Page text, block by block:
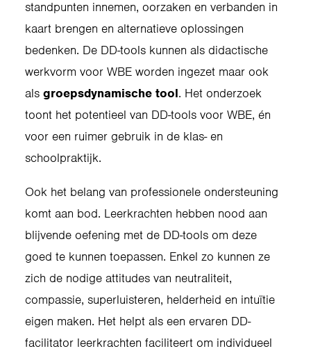
standpunten innemen, oorzaken en verbanden in
kaart brengen en alternatieve oplossingen
bedenken. De DD-tools kunnen als didactische
werkvorm voor WBE worden ingezet maar ook
als groepsdynamische tool. Het onderzoek
toont het potentieel van DD-tools voor WBE, én
voor een ruimer gebruik in de klas- en
schoolpraktijk.
Ook het belang van professionele ondersteuning
komt aan bod. Leerkrachten hebben nood aan
blijvende oefening met de DD-tools om deze
goed te kunnen toepassen. Enkel zo kunnen ze
zich de nodige attitudes van neutraliteit,
compassie, superluisteren, helderheid en intuïtie
eigen maken. Het helpt als een ervaren DD-
facilitator leerkrachten faciliteert om individueel